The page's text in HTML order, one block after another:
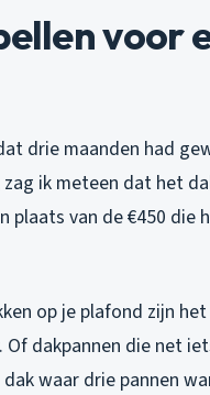
voor
drie maanden had
ik meteen dat het
plaats van de €450 die
op je plafond zijn
dakpannen die net
waar drie pannen